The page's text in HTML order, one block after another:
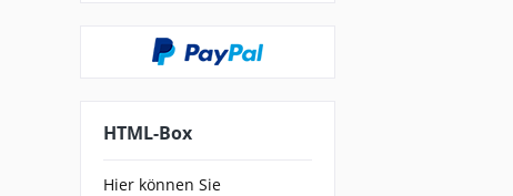
HTML-Box
Hier können Sie